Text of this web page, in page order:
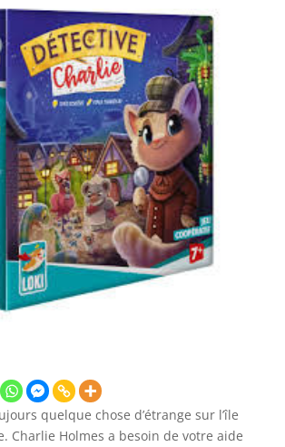
quelque chose d’étrange sur l’île
Charlie Holmes a besoin de votre aide